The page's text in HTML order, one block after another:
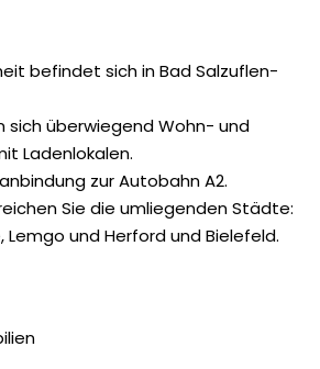
befindet sich in Bad Salzuflen-
sich überwiegend Wohn- und
Ladenlokalen.
zur Autobahn A2.
Sie die umliegenden Städte:
Lemgo und Herford und Bielefeld.